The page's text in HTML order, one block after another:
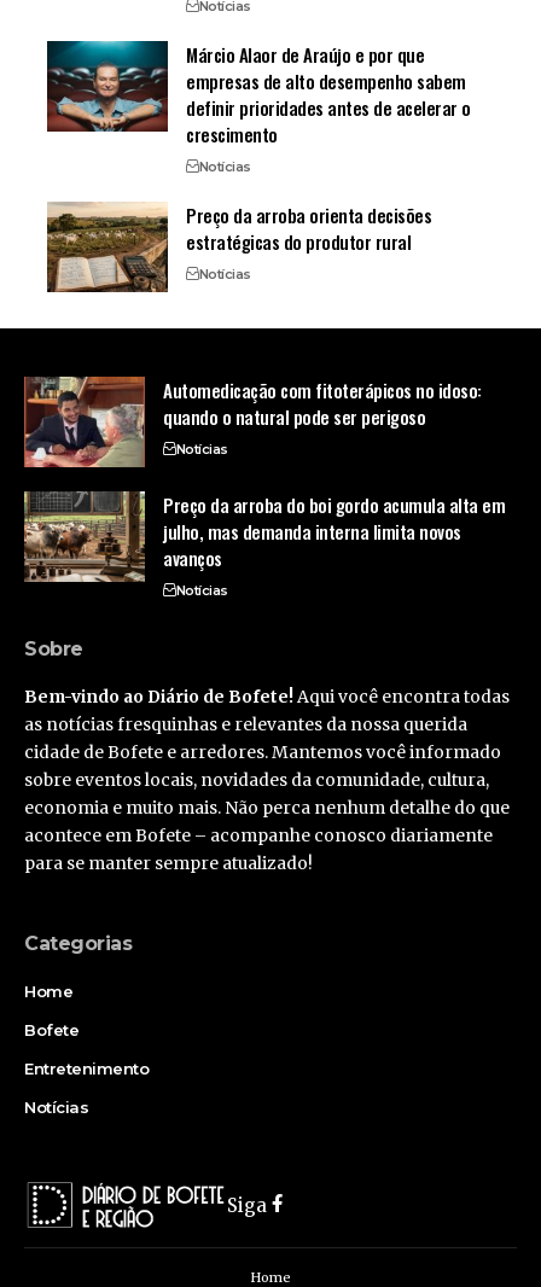
Notícias
Márcio Alaor de Araújo e por que
empresas de alto desempenho sabem
definir prioridades antes de acelerar o
crescimento
Notícias
Preço da arroba orienta decisões
estratégicas do produtor rural
Notícias
Automedicação com fitoterápicos no idoso:
quando o natural pode ser perigoso
Notícias
Preço da arroba do boi gordo acumula alta em
julho, mas demanda interna limita novos
avanços
Notícias
Sobre
Bem-vindo ao Diário de Bofete!Aqui você encontra todas
as notícias fresquinhas e relevantes da nossa querida
cidade de Bofete e arredores. Mantemos você informado
sobre eventos locais, novidades da comunidade, cultura,
economia e muito mais. Não perca nenhum detalhe do que
acontece em Bofete – acompanhe conosco diariamente
para se manter sempre atualizado!
Categorias
Home
Bofete
Entretenimento
Notícias
Siga
Home